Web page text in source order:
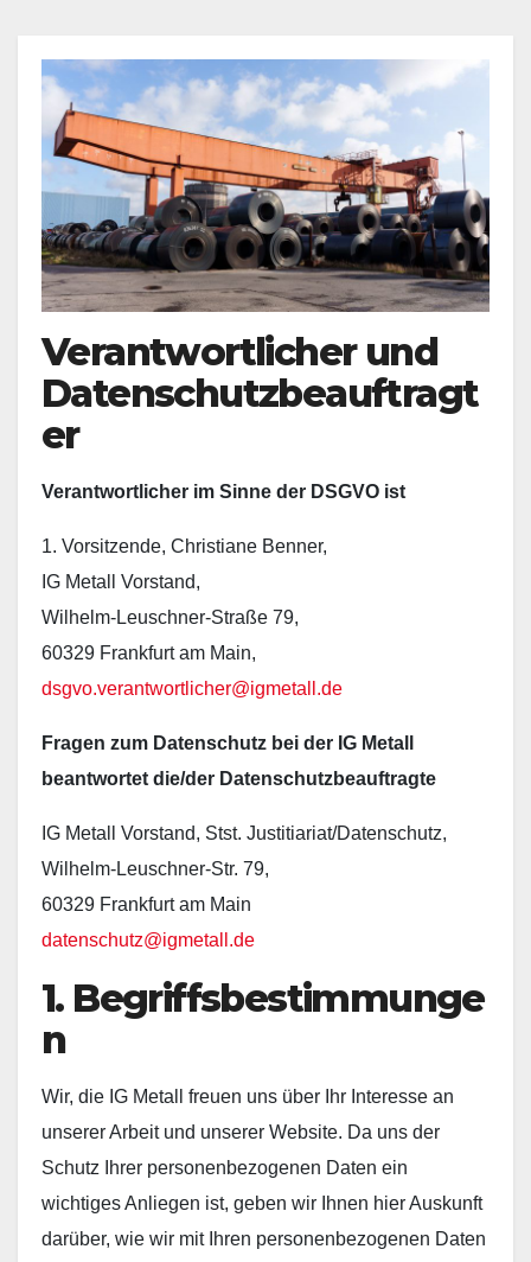
Verantwortlicher und
Datenschutzbeauftragt
er
Verantwortlicher im Sinne der DSGVO ist
1. Vorsitzende, Christiane Benner,
IG Metall Vorstand,
Wilhelm-Leuschner-Straße 79,
60329 Frankfurt am Main,
dsgvo.verantwortlicher@igmetall.de
Fragen zum Datenschutz bei der IG Metall
beantwortet die/der Datenschutzbeauftragte
IG Metall Vorstand, Stst. Justitiariat/Datenschutz,
Wilhelm-Leuschner-Str. 79,
60329 Frankfurt am Main
datenschutz@igmetall.de
1. Begriffsbestimmunge
n
Wir, die IG Metall freuen uns über Ihr Interesse an
unserer Arbeit und unserer Website. Da uns der
Schutz Ihrer personenbezogenen Daten ein
wichtiges Anliegen ist, geben wir Ihnen hier Auskunft
darüber, wie wir mit Ihren personenbezogenen Daten